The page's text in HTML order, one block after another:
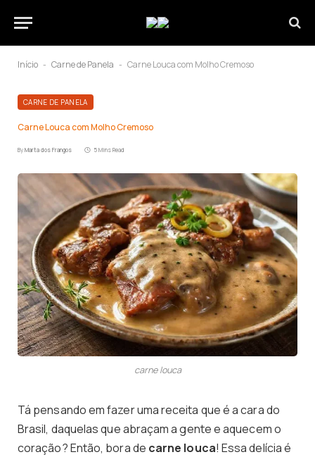
Início - Carne de Panela - Carne Louca com Molho Cremoso
CARNE DE PANELA
Carne Louca com Molho Cremoso
ByMarta dos Frangos 5 Mins Read
carne louca
Tá pensando em fazer uma receita que é a cara do
Brasil, daquelas que abraçam a gente e aquecem o
coração? Então, bora de carne louca! Essa delícia é